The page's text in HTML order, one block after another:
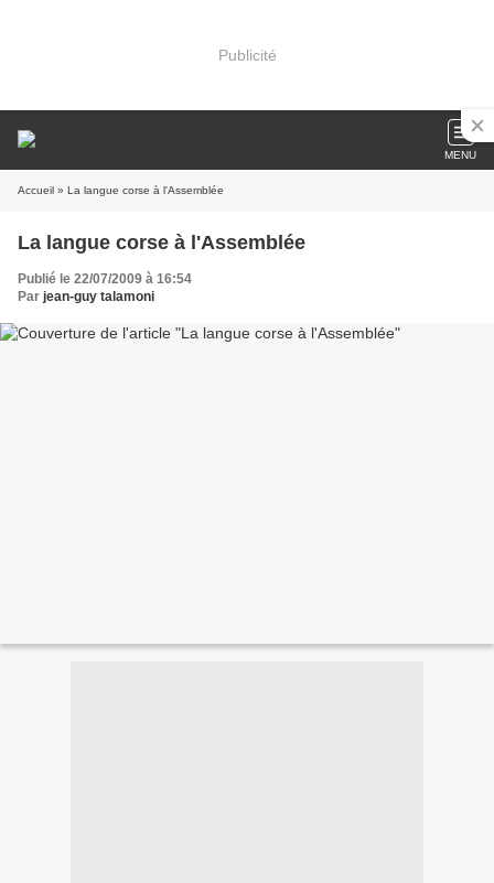
Publicité
MENU
Accueil » La langue corse à l'Assemblée
La langue corse à l'Assemblée
Publié le 22/07/2009 à 16:54
Par jean-guy talamoni